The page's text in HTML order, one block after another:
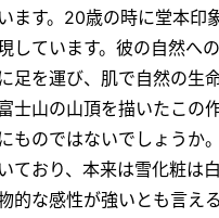
ます。20歳の時に堂本印
しています。彼の自然へ
足を運び、肌で自然の生
士山の山頂を描いたこの
ものではないでしょうか
ており、本来は雪化粧は
的な感性が強いとも言え